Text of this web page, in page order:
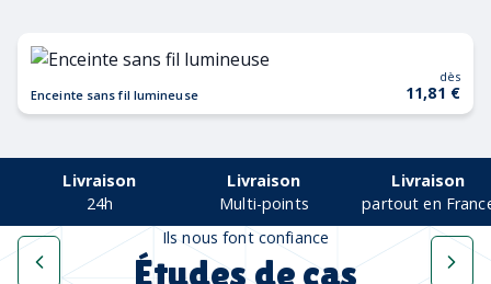
Enceinte sans fil lumineuse
dès
11,81 €
Livraison
24h
Livraison
Multi-points
Livraison
partout en
Ils nous font confiance
Études de cas